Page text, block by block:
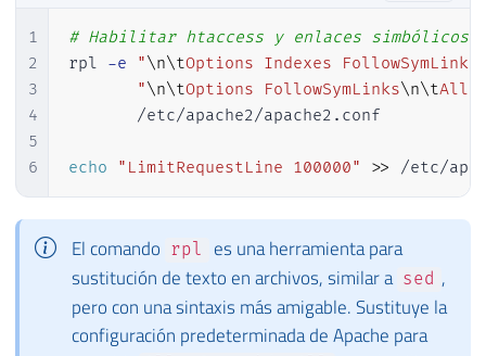
1
2
3
4
5
6
# Habilitar htaccess y enlaces simbólicos
rpl -e "\n\tOptions Indexes FollowSymLinks
"\n\tOptions FollowSymLinks\n\t
       /etc/apache2/apache2.conf
echo "LimitRequestLine 100000" >> /etc/
El comando rpl
es una herramienta para
sustitución de texto en archivos, similar a sed ,
pero con una sintaxis más amigable. Sustituye la
configuración predeterminada de Apache para